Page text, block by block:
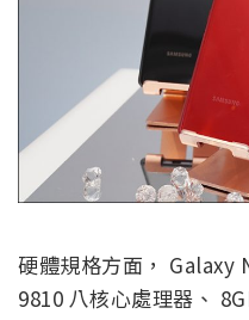
硬體規格方面，
9810 八核心處理器、